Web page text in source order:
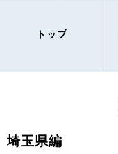
トップ
埼玉県編